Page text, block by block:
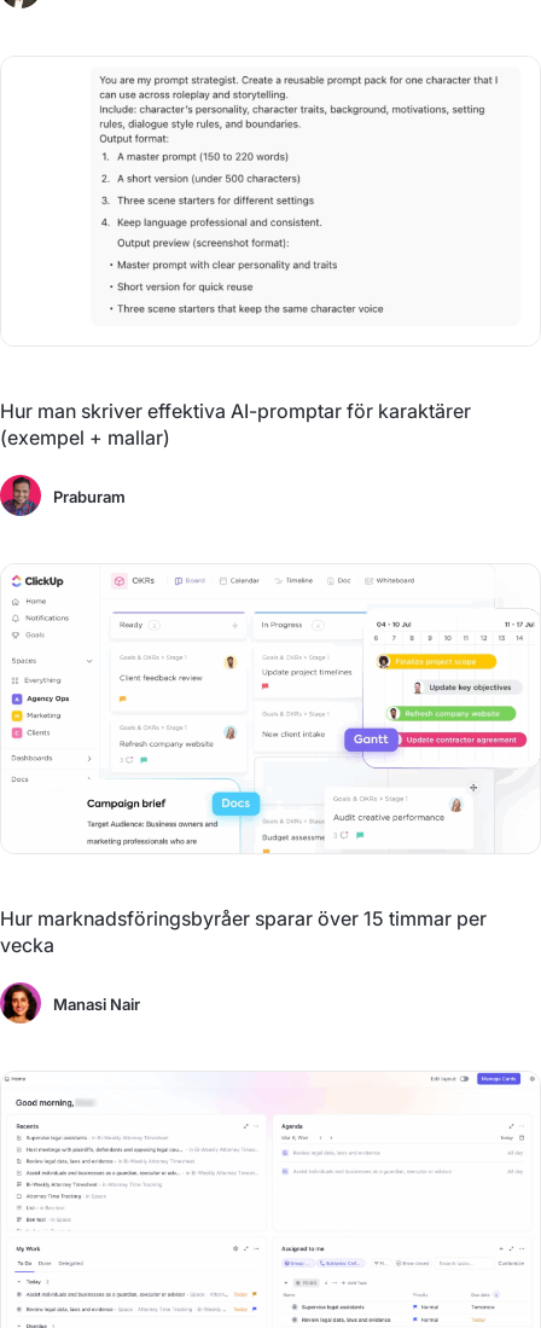
Hur man skriver effektiva AI-promptar för karaktärer
(exempel + mallar)
Praburam
Hur marknadsföringsbyråer sparar över 15 timmar per
vecka
Manasi Nair